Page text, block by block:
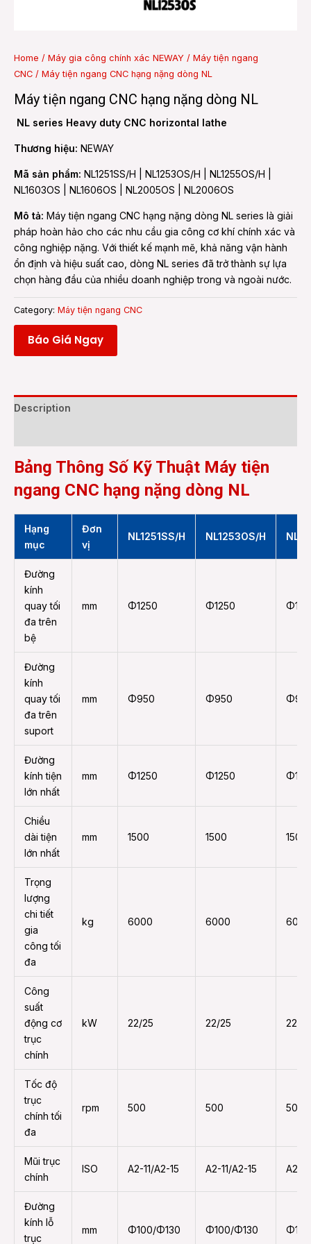
Home / Máy gia công chính xác NEWAY / Máy tiện ngang
CNC / Máy tiện ngang CNC hạng nặng dòng NL
Máy tiện ngang CNC hạng nặng dòng NL
NL series Heavy duty CNC horizontal lathe
Thương hiệu: NEWAY
Mã sản phẩm: NL1251SS/H | NL1253OS/H | NL1255OS/H |
NL1603OS | NL1606OS | NL2005OS | NL2006OS
Mô tả: Máy tiện ngang CNC hạng nặng dòng NL series là giải
pháp hoàn hảo cho các nhu cầu gia công cơ khí chính xác và
công nghiệp nặng. Với thiết kế mạnh mẽ, khả năng vận hành
ổn định và hiệu suất cao, dòng NL series đã trở thành sự lựa
chọn hàng đầu của nhiều doanh nghiệp trong và ngoài nước.
Category: Máy tiện ngang CNC
Báo Giá Ngay
Description
Bảng Thông Số Kỹ Thuật Máy tiện
ngang CNC hạng nặng dòng NL
Hạng
mục
Đơn
vị
NL1251SS/H NL1253OS/H
Đường
kính
quay tối
đa trên
bệ
mm Φ1250 Φ1250
Đường
kính
quay tối
đa trên
suport
mm Φ950 Φ950
Đường
kính tiện
lớn nhất
mm Φ1250 Φ1250
Chiều
dài tiện
lớn nhất
mm 1500 1500 1500
Trọng
lượng
chi tiết
gia
công tối
đa
kg 6000 6000 6000
Công
suất
động cơ
trục
chính
kW 22/25 22/25 22/25
Tốc độ
trục
chính tối
đa
rpm 500 500 500
Mũi trục
chính
ISO A2-11/A2-15 A2-11/A2-15 A2-
Đường
kính lỗ
trục
mm Φ100/Φ130 Φ100/Φ130